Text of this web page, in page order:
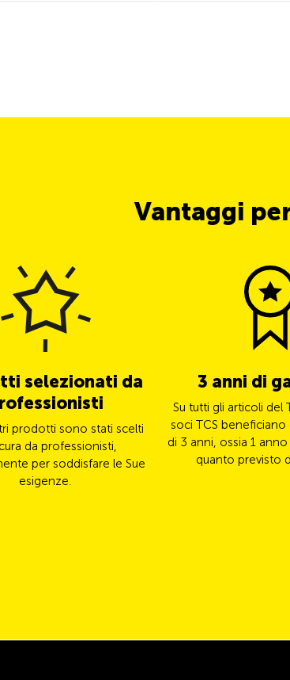
Vantaggi
selezionati da
prodotti sono stati scelti
da professionisti,
per soddisfare le Sue
esigenze.
3 anni di
Su tutti gli articoli del
soci TCS beneficiano
di 3 anni, ossia 1
quanto previsto